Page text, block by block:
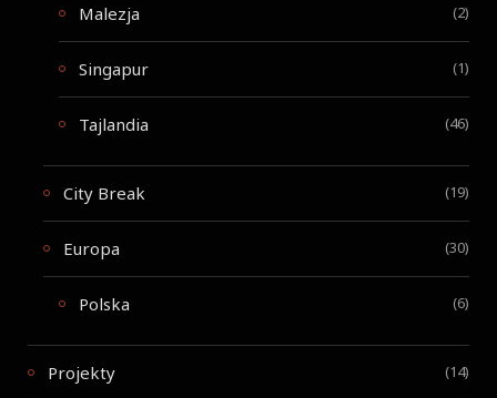
Malezja (2)
Singapur (1)
Tajlandia (46)
City Break (19)
Europa (30)
Polska (6)
Projekty (14)